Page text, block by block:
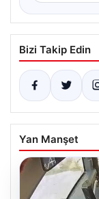
Bizi Takip Edin
Yan Manşet